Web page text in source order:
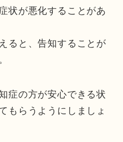
状が悪化することがあ
ると、告知することが
症の方が安心できる状
もらうようにしましょ